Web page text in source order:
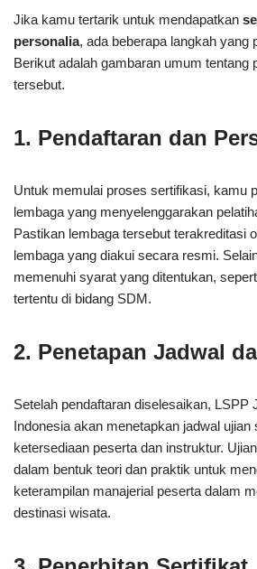
Jika kamu tertarik untuk mendapatkan
personalia, ada beberapa langkah yang
Berikut adalah gambaran umum tentang
tersebut.
1. Pendaftaran dan
Untuk memulai proses sertifikasi, kamu
lembaga yang menyelenggarakan
Pastikan lembaga tersebut terakreditasi
lembaga yang diakui secara resmi.
memenuhi syarat yang ditentukan,
tertentu di bidang SDM.
2. Penetapan Jadwal
Setelah pendaftaran diselesaikan, LSPP
Indonesia akan menetapkan jadwal ujian
ketersediaan peserta dan instruktur.
dalam bentuk teori dan praktik untuk
keterampilan manajerial peserta dalam
destinasi wisata.